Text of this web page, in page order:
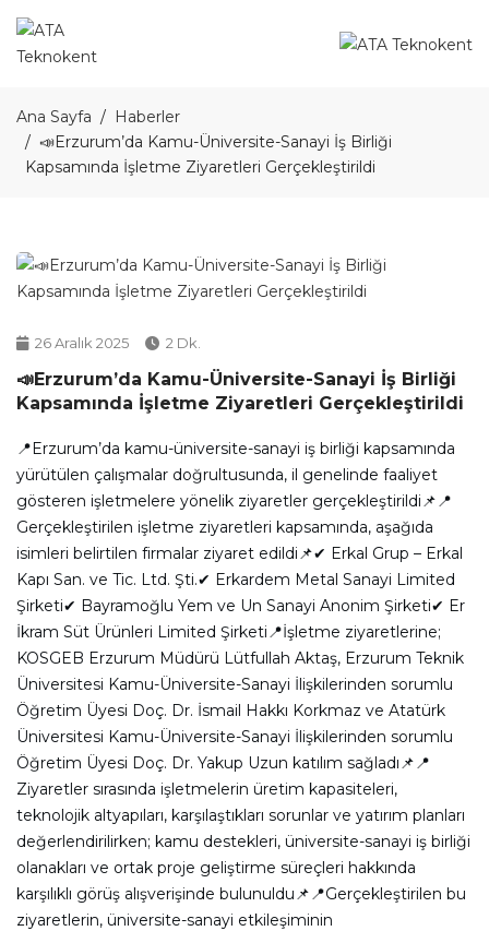
Ana Sayfa
Haberler
📣Erzurum’da Kamu-Üniversite-Sanayi İş Birliği
Kapsamında İşletme Ziyaretleri Gerçekleştirildi
26 Aralık 2025 2 Dk.
📣Erzurum’da Kamu-Üniversite-Sanayi İş Birliği
Kapsamında İşletme Ziyaretleri Gerçekleştirildi
📍Erzurum’da kamu-üniversite-sanayi iş birliği kapsamında
yürütülen çalışmalar doğrultusunda, il genelinde faaliyet
gösteren işletmelere yönelik ziyaretler gerçekleştirildi📌📍
Gerçekleştirilen işletme ziyaretleri kapsamında, aşağıda
isimleri belirtilen firmalar ziyaret edildi📌✔ Erkal Grup – Erkal
Kapı San. ve Tic. Ltd. Şti.✔ Erkardem Metal Sanayi Limited
Şirketi✔ Bayramoğlu Yem ve Un Sanayi Anonim Şirketi✔ Er
İkram Süt Ürünleri Limited Şirketi📍İşletme ziyaretlerine;
KOSGEB Erzurum Müdürü Lütfullah Aktaş, Erzurum Teknik
Üniversitesi Kamu-Üniversite-Sanayi İlişkilerinden sorumlu
Öğretim Üyesi Doç. Dr. İsmail Hakkı Korkmaz ve Atatürk
Üniversitesi Kamu-Üniversite-Sanayi İlişkilerinden sorumlu
Öğretim Üyesi Doç. Dr. Yakup Uzun katılım sağladı📌📍
Ziyaretler sırasında işletmelerin üretim kapasiteleri,
teknolojik altyapıları, karşılaştıkları sorunlar ve yatırım planları
değerlendirilirken; kamu destekleri, üniversite-sanayi iş birliği
olanakları ve ortak proje geliştirme süreçleri hakkında
karşılıklı görüş alışverişinde bulunuldu📌📍Gerçekleştirilen bu
ziyaretlerin, üniversite-sanayi etkileşiminin